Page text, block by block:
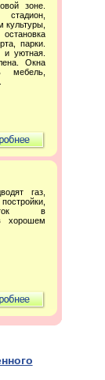
зоне.
культуры,
парки.
и уютная.
Окна
мебель,
газ,
в
хорошем